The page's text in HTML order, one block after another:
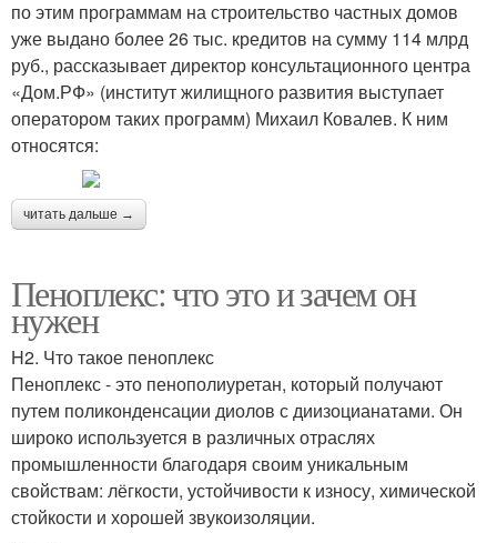
по этим программам на строительство частных домов
уже выдано более 26 тыс. кредитов на сумму 114 млрд
руб., рассказывает директор консультационного центра
«Дом.РФ» (институт жилищного развития выступает
оператором таких программ) Михаил Ковалев. К ним
относятся:
читать дальше →
Пеноплекс: что это и зачем он
нужен
H2. Что такое пеноплекс
Пеноплекс - это пенополиуретан, который получают
путем поликонденсации диолов с диизоцианатами. Он
широко используется в различных отраслях
промышленности благодаря своим уникальным
свойствам: лёгкости, устойчивости к износу, химической
стойкости и хорошей звукоизоляции.